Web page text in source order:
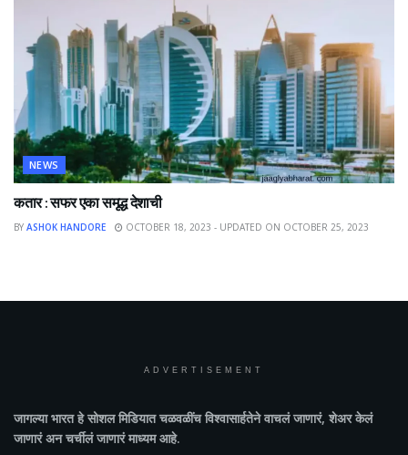
NEWS
कतार : सफर एका समृद्ध देशाची
BY ASHOK HANDORE OCTOBER 18, 2023 - UPDATED ON OCTOBER 25, 2023
ADVERTISEMENT
जागल्या भारतहे सोशल मिडियात चळवळींच विश्वासार्हतेने वाचलं जाणारं, शेअर केलं
जाणारं अन चर्चीलं जाणारं माध्यम आहे.